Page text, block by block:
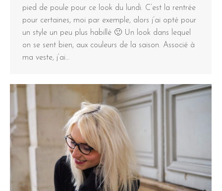
pied de poule pour ce look du lundi. C’est la rentrée
pour certaines, moi par exemple, alors j’ai opté pour
un style un peu plus habillé 🙂 Un look dans lequel
on se sent bien, aux couleurs de la saison. Associé à
ma veste, j’ai…